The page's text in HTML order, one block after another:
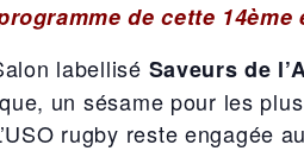
de cette 14ème
labellisé Saveurs de
un sésame pour les
rugby reste engagée